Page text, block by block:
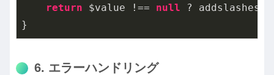
return $value !== null ?
}
6. エラーハンドリング